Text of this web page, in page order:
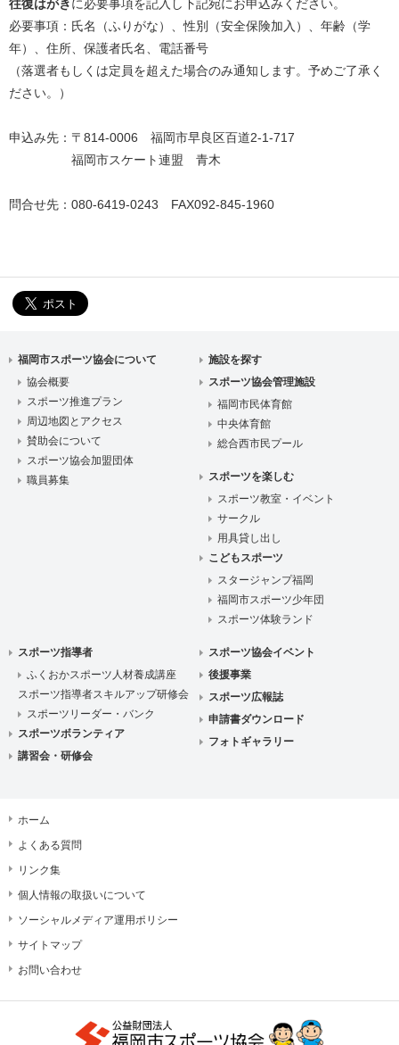
往復はがきに必要事項を記入し下記宛にお申込みください。
必要事項：氏名（ふりがな）、性別（安全保険加入）、年齢（学
年）、住所、保護者氏名、電話番号
（落選者もしくは定員を超えた場合のみ通知します。予めご了承く
ださい。）
申込み先：〒814-0006 福岡市早良区百道2-1-717
福岡市スケート連盟 青木
問合せ先：080-6419-0243 FAX092-845-1960
福岡市スポーツ協会について
協会概要
スポーツ推進プラン
周辺地図とアクセス
賛助会について
スポーツ協会加盟団体
職員募集
施設を探す
スポーツ協会管理施設
福岡市民体育館
中央体育館
総合西市民プール
スポーツを楽しむ
スポーツ教室・イベント
サークル
用具貸し出し
こどもスポーツ
スタージャンプ福岡
福岡市スポーツ少年団
スポーツ体験ランド
スポーツ指導者
ふくおかスポーツ人材養成講座
スポーツ指導者スキルアップ研修会
スポーツリーダー・バンク
スポーツボランティア
講習会・研修会
スポーツ協会イベント
後援事業
スポーツ広報誌
申請書ダウンロード
フォトギャラリー
ホーム
よくある質問
リンク集
個人情報の取扱いについて
ソーシャルメディア運用ポリシー
サイトマップ
お問い合わせ